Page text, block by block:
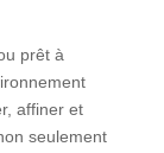
prêt à
affiner et
seulement